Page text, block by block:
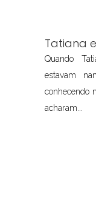
Tatiana
Quando
estavam
conhecendo
acharam...